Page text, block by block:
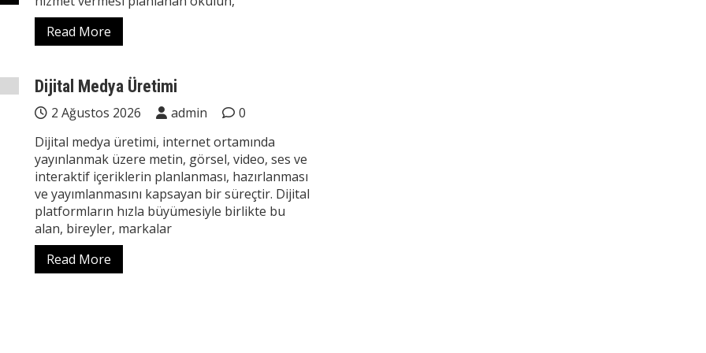
Read More
Dijital Medya Üretimi
2 Ağustos 2026 admin
0
Dijital medya üretimi, internet ortamında
yayınlanmak üzere metin, görsel, video, ses ve
interaktif içeriklerin planlanması, hazırlanması
ve yayımlanmasını kapsayan bir süreçtir. Dijital
platformların hızla büyümesiyle birlikte bu
alan, bireyler, markalar
Read More